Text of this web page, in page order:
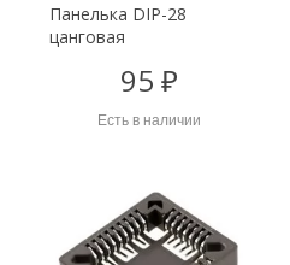
Панелька DIP-28
цанговая
95 ₽
Есть в наличии